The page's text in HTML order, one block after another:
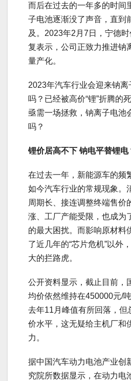
而后在过去的一年多的时间
子电池逐渐没了声音，直到
及。2023年2月7日，宁德
复表示，公司正致力推进钠
量产化。
2023年汽车行业会迎来钠离
吗？已经被高价“锂”折腾的
亟需一场拯救，钠离子电池
吗？
锂价居高不下 钠电平替锂电
在过去一年，新能源车的频
如今汽车行业的常规现象。
周期长、接连调整终端售价
涨、工厂产能受限，也成为
的最大困扰。而影响原材料
了近几年的“芯片危机”以外
大的拦路虎。
公开资料显示，截止目前，
均价依然维持在450000元/
去年11月峰值有所回落，但
价水平，这无疑给主机厂和
力。
据中国汽车动力电池产业创
究院所数据显示，在动力电